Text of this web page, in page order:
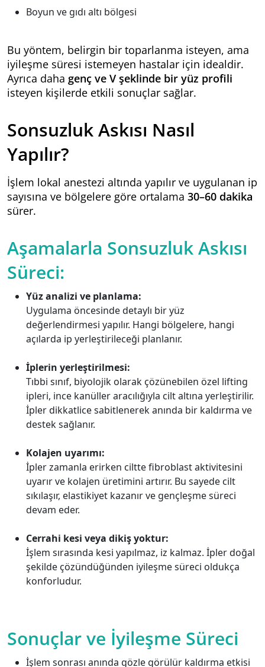
Boyun ve gıdı altı bölgesi
Bu yöntem, belirgin bir toparlanma isteyen, ama
iyileşme süresi istemeyen hastalar için idealdir.
Ayrıca daha genç ve V şeklinde bir yüz profili
isteyen kişilerde etkili sonuçlar sağlar.
Sonsuzluk Askısı Nasıl
Yapılır?
İşlem lokal anestezi altında yapılır ve uygulanan ip
sayısına ve bölgelere göre ortalama 30–60 dakika
sürer.
Aşamalarla Sonsuzluk Askısı
Süreci:
Yüz analizi ve planlama:
Uygulama öncesinde detaylı bir yüz
değerlendirmesi yapılır. Hangi bölgelere, hangi
açılarda ip yerleştirileceği planlanır.
İplerin yerleştirilmesi:
Tıbbi sınıf, biyolojik olarak çözünebilen özel lifting
ipleri, ince kanüller aracılığıyla cilt altına yerleştirilir.
İpler dikkatlice sabitlenerek anında bir kaldırma ve
destek sağlanır.
Kolajen uyarımı:
İpler zamanla erirken ciltte fibroblast aktivitesini
uyarır ve kolajen üretimini artırır. Bu sayede cilt
sıkılaşır, elastikiyet kazanır ve gençleşme süreci
devam eder.
Cerrahi kesi veya dikiş yoktur:
İşlem sırasında kesi yapılmaz, iz kalmaz. İpler doğal
şekilde çözündüğünden iyileşme süreci oldukça
konforludur.
Sonuçlar ve İyileşme Süreci
İşlem sonrası anında gözle görülür kaldırma etkisi